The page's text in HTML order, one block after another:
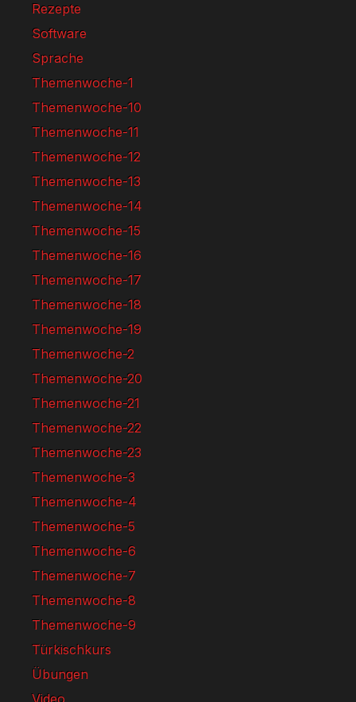
Rezepte
Software
Sprache
Themenwoche-1
Themenwoche-10
Themenwoche-11
Themenwoche-12
Themenwoche-13
Themenwoche-14
Themenwoche-15
Themenwoche-16
Themenwoche-17
Themenwoche-18
Themenwoche-19
Themenwoche-2
Themenwoche-20
Themenwoche-21
Themenwoche-22
Themenwoche-23
Themenwoche-3
Themenwoche-4
Themenwoche-5
Themenwoche-6
Themenwoche-7
Themenwoche-8
Themenwoche-9
Türkischkurs
Übungen
Video